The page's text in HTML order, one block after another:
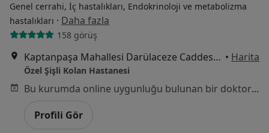
Genel cerrahi, İç hastalıkları, Endokrinoloji ve metabolizma
hastalıkları · Daha fazla
158 görüş
Kaptanpaşa Mahallesi Darülaceze Caddesi No:14 Okmeydanı, Şişli • Harita
Özel Şişli Kolan Hastanesi
Bu kurumda online uygunluğu bulunan bir doktor veya uzman bulunamadı
Profili Gör